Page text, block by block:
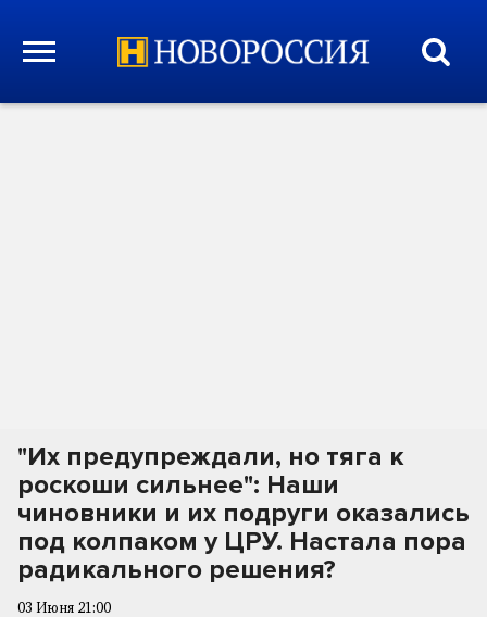
"Их предупреждали, но тяга к
роскоши сильнее": Наши
чиновники и их подруги оказались
под колпаком у ЦРУ. Настала пора
радикального решения?
03 Июня 21:00